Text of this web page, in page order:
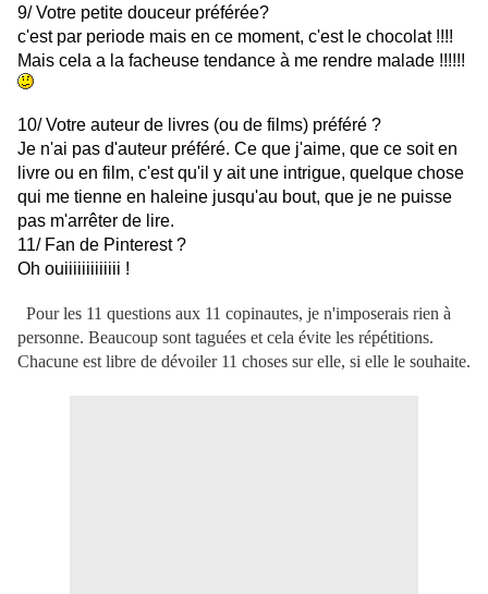
9/ Votre petite douceur préférée?
c'est par periode mais en ce moment, c'est le chocolat !!!!
Mais cela a la facheuse tendance à me rendre malade !!!!!!
10/ Votre auteur de livres (ou de films) préféré ?
Je n'ai pas d'auteur préféré. Ce que j'aime, que ce soit en
livre ou en film, c'est qu'il y ait une intrigue, quelque chose
qui me tienne en haleine jusqu'au bout, que je ne puisse
pas m'arrêter de lire.
11/ Fan de Pinterest ?
Oh ouiiiiiiiiiiiii !
Pour les 11 questions aux 11 copinautes, je n'imposerais rien à
personne. Beaucoup sont taguées et cela évite les répétitions.
Chacune est libre de dévoiler 11 choses sur elle, si elle le souhaite.